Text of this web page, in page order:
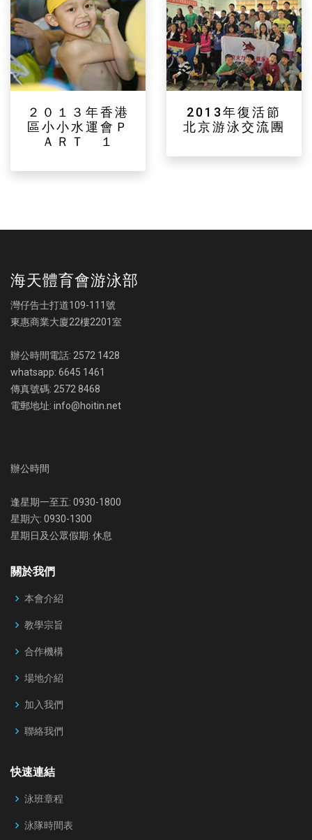
２０１３年香港
區小小水運會Ｐ
ＡＲＴ １
2013年復活節
北京游泳交流團
海天體育會游泳部
灣仔告士打道109-111號
東惠商業大廈22樓2201室
辦公時間電話: 2572 1428
whatsapp: 6645 1461
傳真號碼: 2572 8468
電郵地址: info@hoitin.net
辦公時間
逢星期一至五: 0930-1800
星期六: 0930-1300
星期日及公眾假期: 休息
關於我們
本會介紹
教學宗旨
合作機構
場地介紹
加入我們
聯絡我們
快速連結
泳班章程
泳隊時間表